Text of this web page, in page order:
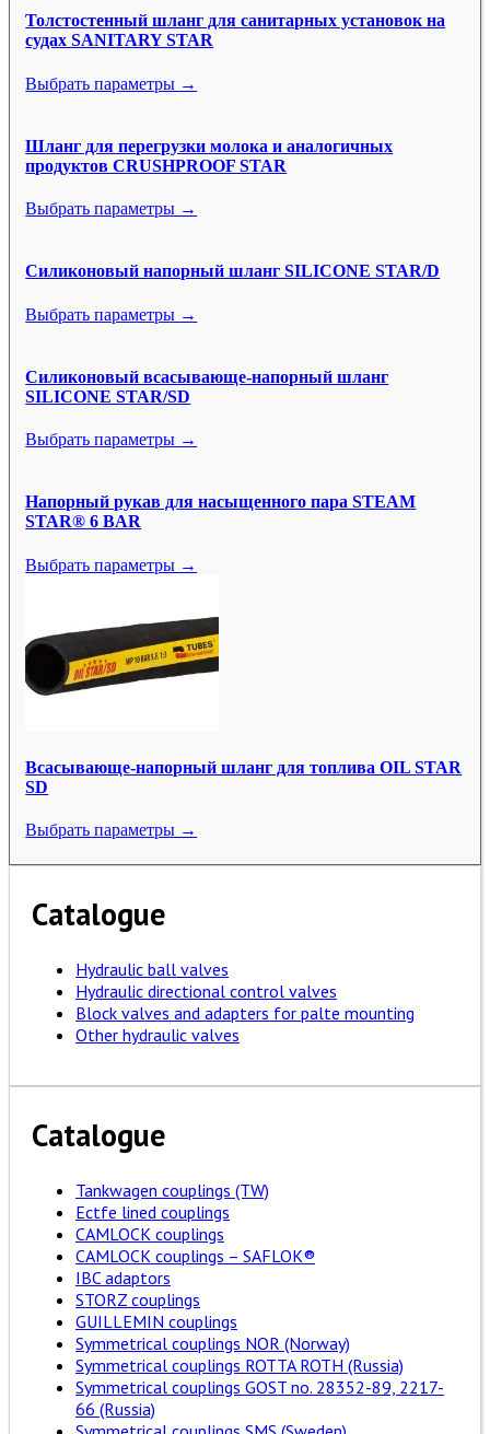
Толстостенный шланг для санитарных установок на
судах SANITARY STAR
Выбрать параметры →
Шланг для перегрузки молока и аналогичных
продуктов CRUSHPROOF STAR
Выбрать параметры →
Силиконовый напорный шланг SILICONE STAR/D
Выбрать параметры →
Силиконовый всасывающе-напорный шланг
SILICONE STAR/SD
Выбрать параметры →
Напорный рукав для насыщенного пара STEAM
STAR® 6 BAR
Выбрать параметры →
Всасывающе-напорный шланг для топлива OIL STAR
SD
Выбрать параметры →
Catalogue
Hydraulic ball valves
Hydraulic directional control valves
Block valves and adapters for palte mounting
Other hydraulic valves
Catalogue
Tankwagen couplings (TW)
Ectfe lined couplings
CAMLOCK couplings
CAMLOCK couplings – SAFLOK®
IBC adaptors
STORZ couplings
GUILLEMIN couplings
Symmetrical couplings NOR (Norway)
Symmetrical couplings ROTTA ROTH (Russia)
Symmetrical couplings GOST no. 28352-89, 2217-
66 (Russia)